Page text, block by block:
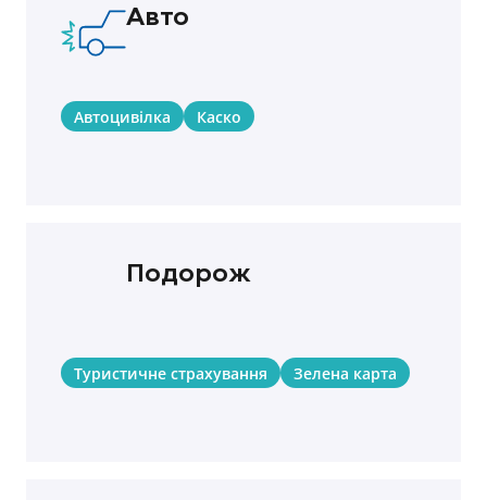
Авто
Автоцивілка Каско
Подорож
Туристичне страхування Зелена карта